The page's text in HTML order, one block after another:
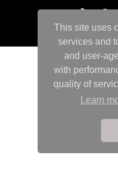
This site uses
services and
and user-
with
quality of
Learn